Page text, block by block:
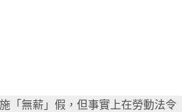
「無薪」假，但事實上在勞動法令